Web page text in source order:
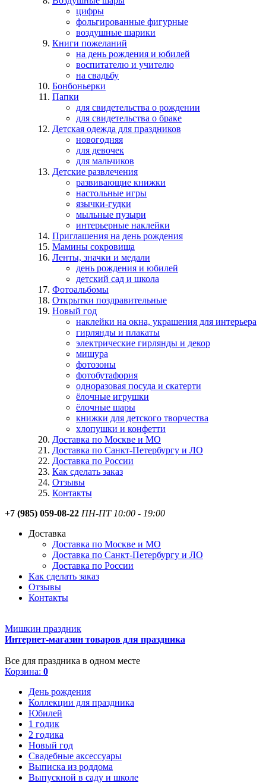
цифры
фольгированные фигурные
воздушные шарики
Книги пожеланий
на день рождения и юбилей
воспитателю и учителю
на свадьбу
Бонбоньерки
Папки
для свидетельства о рождении
для свидетельства о браке
Детская одежда для праздников
новогодняя
для девочек
для мальчиков
Детские развлечения
развивающие книжки
настольные игры
язычки-гудки
мыльные пузыри
интерьерные наклейки
Приглашения на день рождения
Мамины сокровища
Ленты, значки и медали
день рождения и юбилей
детский сад и школа
Фотоальбомы
Открытки поздравительные
Новый год
наклейки на окна, украшения для интерьера
гирлянды и плакаты
электрические гирлянды и декор
мишура
фотозоны
фотобутафория
одноразовая посуда и скатерти
ёлочные игрушки
ёлочные шары
книжки для детского творчества
хлопушки и конфетти
Доставка по Москве и МО
Доставка по Санкт-Петербургу и ЛО
Доставка по России
Как сделать заказ
Отзывы
Контакты
+7 (985) 059-08-22 ПН-ПТ 10:00 - 19:00
Доставка
Доставка по Москве и МО
Доставка по Санкт-Петербургу и ЛО
Доставка по России
Как сделать заказ
Отзывы
Контакты
Мишкин праздник
Интернет-магазин товаров для праздника
Все для праздника в одном месте
Корзина: 0
День рождения
Коллекции для праздника
Юбилей
1 годик
2 годика
Новый год
Свадебные аксессуары
Выписка из роддома
Выпускной в саду и школе